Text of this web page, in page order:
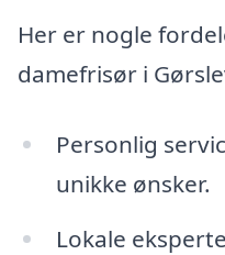
Her er nogle
damefrisør i
Personlig
unikke ønsker.
Lokale